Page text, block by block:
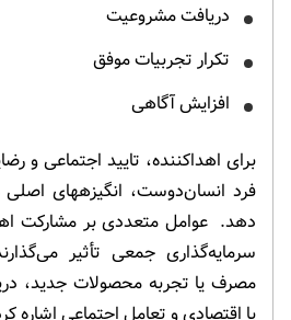
دریافت مشروعیت
تکرار تجربیات موفق
افزایش آگاهی
برای اهداکننده، تایید اجتماعی و
دهد. عوامل متعددی بر مشارکت
سرمایه‌گذاری جمعی تأثیر
مصرف یا تجربه محصولات جدید،
یا اقتصادی و تعامل اجتماعی اشاره